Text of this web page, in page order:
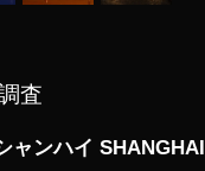
査
ャンハイ SHANGHAI